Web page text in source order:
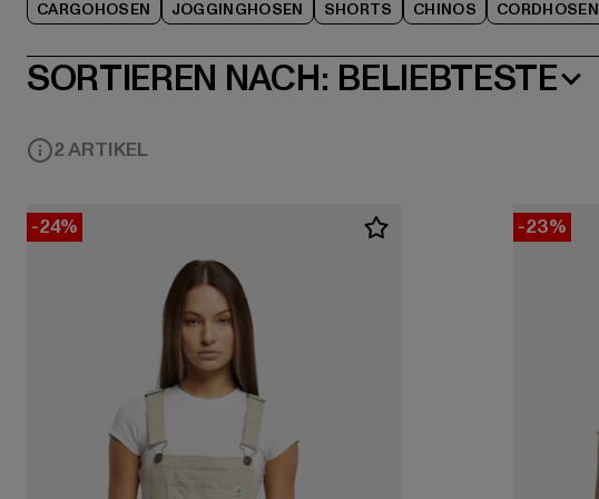
CARGOHOSEN JOGGINGHOSEN SHORTS CHINOS CORDHOSEN
SORTIEREN NACH: BELIEBTESTE
2 ARTIKEL
-24% -23%